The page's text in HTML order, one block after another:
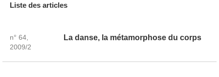
Liste des articles
n° 64,
2009/2
La danse, la métamorphose du corps